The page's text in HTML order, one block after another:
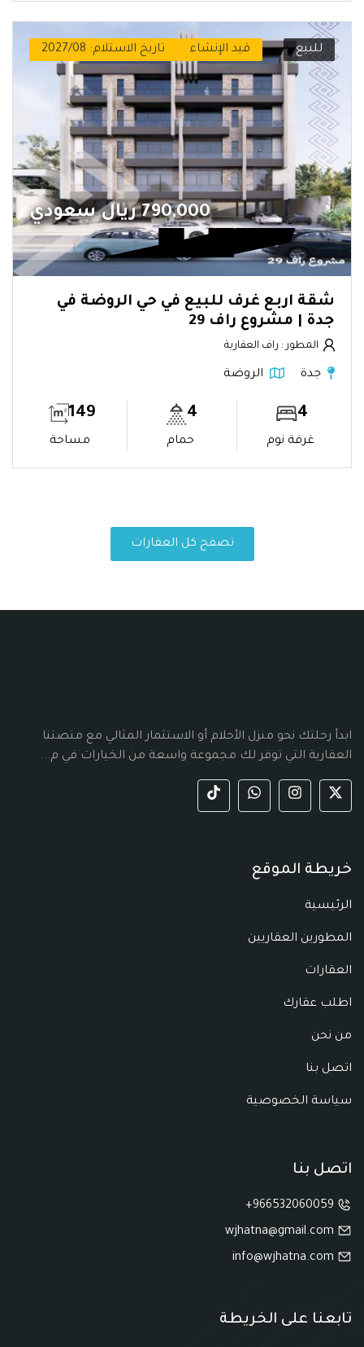
للبيع قيد الإنشاء تاريخ الاستلام: 2027/08
790,000 ريال سعودي
شقة اربع غرف للبيع في حي الروضة في
جدة | مشروع راف 29
المطور : راف العقارية
جدة الروضة
4
غرفة نوم
4
حمام
149
مساحة
تصفح كل العقارات
ابدأ رحلتك نحو منزل الأحلام أو الاستثمار المثالي مع منصتنا
العقارية التي توفر لك مجموعة واسعة من الخيارات في م...
خريطة الموقع
الرئيسية
المطورين العقاريين
العقارات
اطلب عقارك
من نحن
اتصل بنا
سياسة الخصوصية
اتصل بنا
تابعنا على الخريطة